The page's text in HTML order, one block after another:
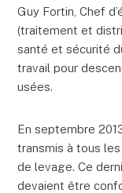
Guy Fortin, Chef
(traitement et
santé et sécurité
travail pour
usées.
En septembre
transmis à tous
de levage. Ce
devaient être